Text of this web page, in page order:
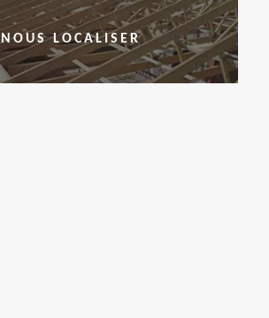
NOUS LOCALISER